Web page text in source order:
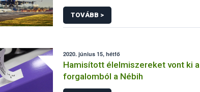
érdekében
TOVÁBB >
2020. június 15, hétfő
Hamisított élelmiszereket vont ki a
forgalomból a Nébih